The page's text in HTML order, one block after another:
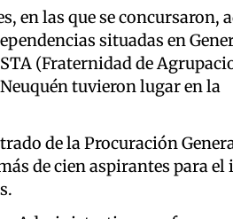
en las que se concursaron,
situadas en
(Fraternidad de
tuvieron lugar en la
de la Procuración
de cien aspirantes para el